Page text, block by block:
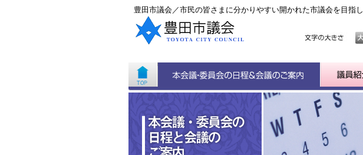
豊田市議会／市民の皆さまに分かりやすい開かれた市議会を目指し